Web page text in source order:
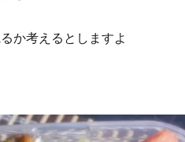
か考えるとしますよ